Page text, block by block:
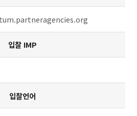
입찰 IMP
입찰언어